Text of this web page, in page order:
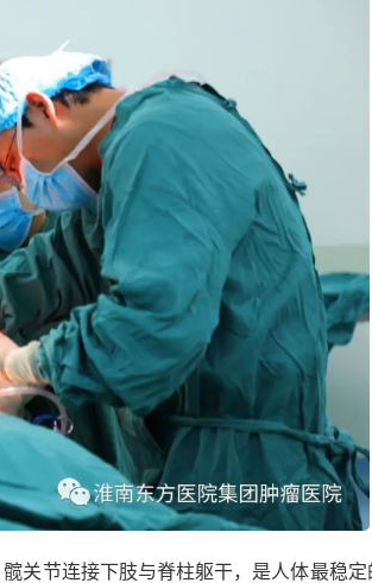
关节连接下肢与脊柱躯干，是人体最稳定